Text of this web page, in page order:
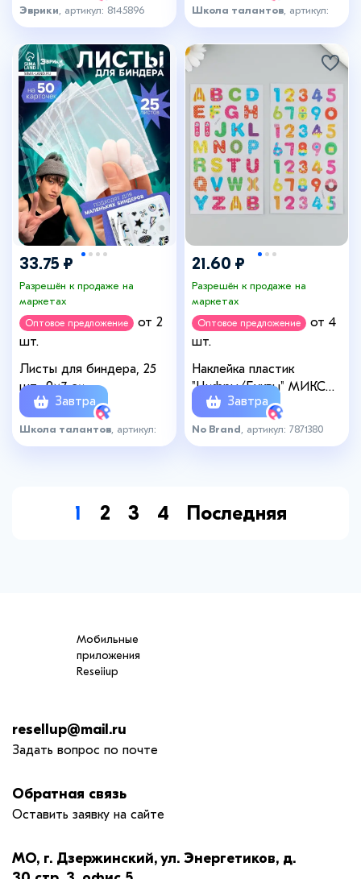
Эврики , артикул: 8145896 Школа талантов , артикул:
8145898
33.75 ₽
Разрешён к продаже на
маркетах
Оптовое предложение
от 2
шт.
Листы для биндера, 25
шт., 9×7 см
Завтра
Школа талантов , артикул:
8145897
21.60 ₽
Разрешён к продаже на
маркетах
Оптовое предложение
от 4
шт.
Наклейка пластик
"Цифры/Буквы" МИКС
9,5х17,5 см
Завтра
No Brand , артикул: 7871380
1 2 3 4 Последняя
Мобильные
приложения
Reseiiup
resellup@mail.ru
Задать вопрос по почте
Обратная связь
Оставить заявку на сайте
МО, г. Дзержинский, ул. Энергетиков, д.